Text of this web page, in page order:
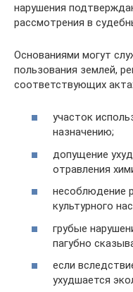
нарушения
рассмотрения в
Основаниями могут
пользования землей,
соответствующих
участок
назначению;
допущение
отравления
несоблюдение
культурного
грубые
пагубно
если
ухудшается